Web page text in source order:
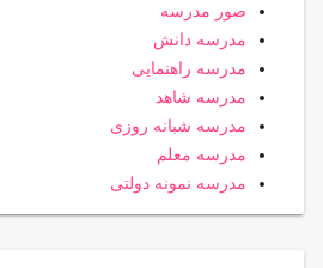
صور مدرسه
مدرسه دانش
مدرسه راهنمایی
مدرسه شاهد
مدرسه شبانه روزی
مدرسه معلم
مدرسه نمونه دولتی